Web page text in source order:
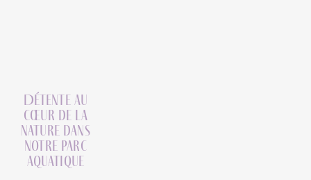
Détente au
cœur de la
nature dans
notre parc
aquatique